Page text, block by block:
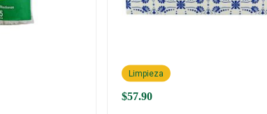
$57.90
Limpieza